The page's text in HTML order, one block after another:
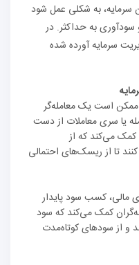
سرمایه، به شکلی عمل شود
به حداکثر. در
سرمایه آورده شده
است یک معامله‌گر
یا سری معاملات از دست
کمک می‌کند که از
تا از ریسک‌های احتمالی
مالی، کسب سود پایدار
کمک می‌کند که سود
و از سودهای کوتاه‌مدت